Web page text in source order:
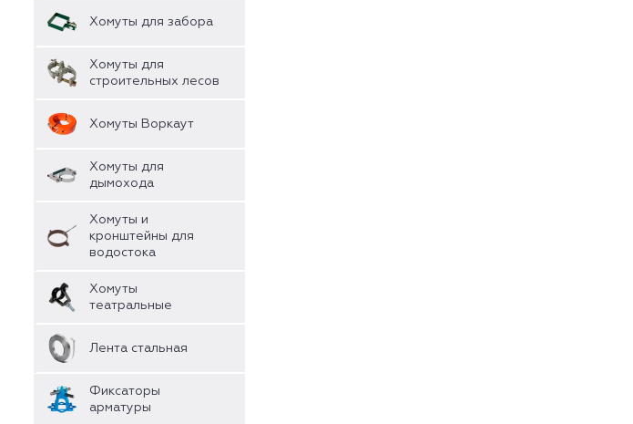
Хомуты для забора
Хомуты для
строительных лесов
Хомуты Воркаут
Хомуты для
дымохода
Хомуты и
кронштейны для
водостока
Хомуты
театральные
Лента стальная
Фиксаторы
арматуры